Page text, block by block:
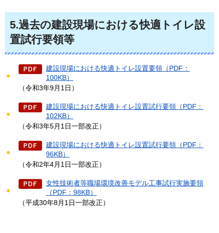
5.過去の建設現場における快適トイレ設
置試行要領等
建設現場における快適トイレ設置要領（PDF：
100KB）
（令和3年9月1日）
建設現場における快適トイレ設置試行要領（PDF：
102KB）
（令和3年5月1日一部改正）
建設現場における快適トイレ設置試行要領（PDF：
96KB）
（令和2年4月1日一部改正）
女性技術者等職場環境改善モデル工事試行実施要領
（PDF：98KB）
（平成30年8月1日一部改正）